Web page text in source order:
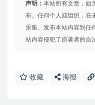
声明： 本站所有文章，如
布。任何个人或组织，在
采集、发布本站内容到任
站内容侵犯了原著者的合
收藏 海报